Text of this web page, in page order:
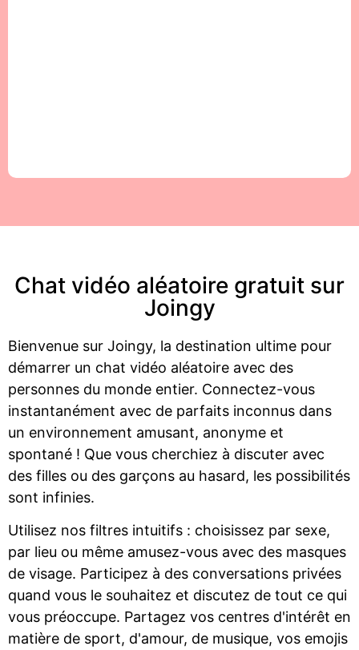
Chat vidéo aléatoire gratuit sur
Joingy
Bienvenue sur Joingy, la destination ultime pour
démarrer un chat vidéo aléatoire avec des
personnes du monde entier. Connectez-vous
instantanément avec de parfaits inconnus dans
un environnement amusant, anonyme et
spontané ! Que vous cherchiez à discuter avec
des filles ou des garçons au hasard, les possibilités
sont infinies.
Utilisez nos filtres intuitifs : choisissez par sexe,
par lieu ou même amusez-vous avec des masques
de visage. Participez à des conversations privées
quand vous le souhaitez et discutez de tout ce qui
vous préoccupe. Partagez vos centres d'intérêt en
matière de sport, d'amour, de musique, vos emojis